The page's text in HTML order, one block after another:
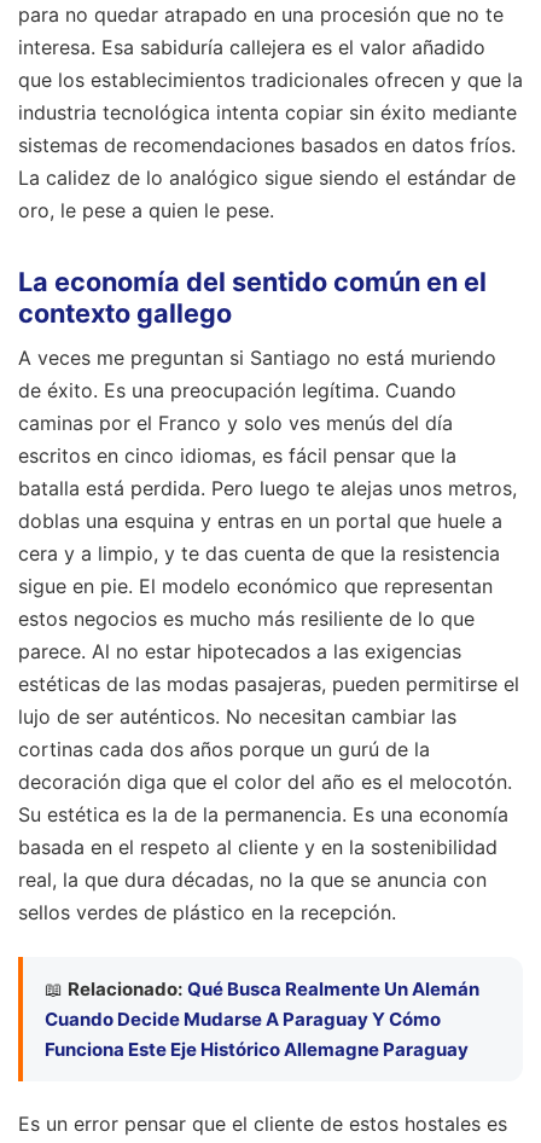
para no quedar atrapado en una procesión que no te
interesa. Esa sabiduría callejera es el valor añadido
que los establecimientos tradicionales ofrecen y que la
industria tecnológica intenta copiar sin éxito mediante
sistemas de recomendaciones basados en datos fríos.
La calidez de lo analógico sigue siendo el estándar de
oro, le pese a quien le pese.
La economía del sentido común en el
contexto gallego
A veces me preguntan si Santiago no está muriendo
de éxito. Es una preocupación legítima. Cuando
caminas por el Franco y solo ves menús del día
escritos en cinco idiomas, es fácil pensar que la
batalla está perdida. Pero luego te alejas unos metros,
doblas una esquina y entras en un portal que huele a
cera y a limpio, y te das cuenta de que la resistencia
sigue en pie. El modelo económico que representan
estos negocios es mucho más resiliente de lo que
parece. Al no estar hipotecados a las exigencias
estéticas de las modas pasajeras, pueden permitirse el
lujo de ser auténticos. No necesitan cambiar las
cortinas cada dos años porque un gurú de la
decoración diga que el color del año es el melocotón.
Su estética es la de la permanencia. Es una economía
basada en el respeto al cliente y en la sostenibilidad
real, la que dura décadas, no la que se anuncia con
sellos verdes de plástico en la recepción.
📖 Relacionado: Qué Busca Realmente Un Alemán
Cuando Decide Mudarse A Paraguay Y Cómo
Funciona Este Eje Histórico Allemagne Paraguay
Es un error pensar que el cliente de estos hostales es